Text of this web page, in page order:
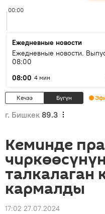
00:00
Ежедневные новости
Ежедневные новости.
08:00
08:00 4 мин
Кечээ Бүгүн
г. Бишкек 89.3
Кеминде
талкалаган
кармалды
17:02 27.07.2024